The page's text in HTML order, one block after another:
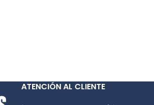
ATENCIÓN AL CLIENTE